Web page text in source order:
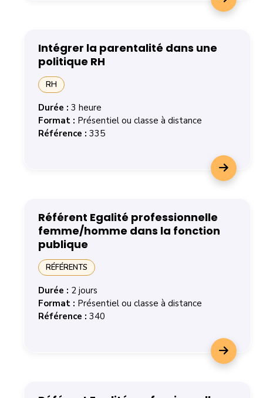
Intégrer la parentalité dans une
politique RH
RH
Durée : 3 heure
Format : Présentiel ou classe à distance
Référence : 335
Référent Egalité professionnelle
femme/homme dans la fonction
publique
RÉFÉRENTS
Durée : 2 jours
Format : Présentiel ou classe à distance
Référence : 340